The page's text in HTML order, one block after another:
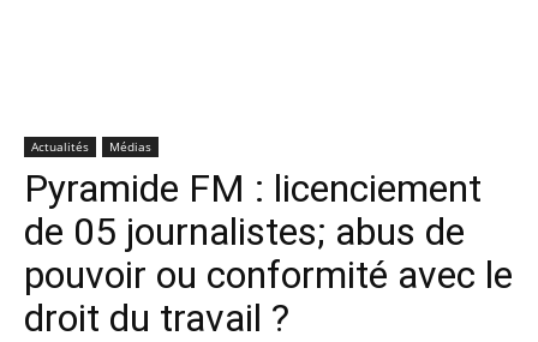
Actualités Médias
Pyramide FM : licenciement
de 05 journalistes; abus de
pouvoir ou conformité avec le
droit du travail ?